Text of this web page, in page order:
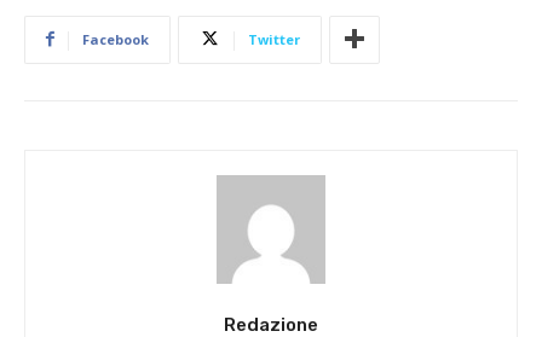
Facebook Twitter
Redazione